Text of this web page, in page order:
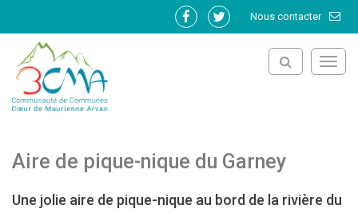
Nous contacter
Lien
Lien
Aire de pique-nique du Garney
Une jolie aire de pique-nique au bord de la rivière du